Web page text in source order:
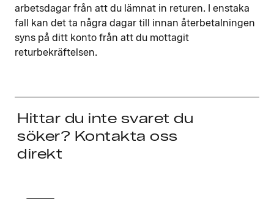
arbetsdagar från att du lämnat in returen. I enstaka
fall kan det ta några dagar till innan återbetalningen
syns på ditt konto från att du mottagit
returbekräftelsen.
Hittar du inte svaret du
söker? Kontakta oss
direkt